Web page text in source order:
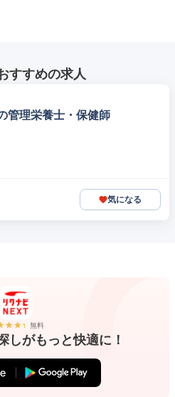
すすめの求人
管理栄養士・保健師
気になる
無料
しがもっと快適に！